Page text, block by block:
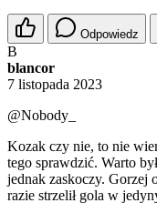
Odpowiedz
B
blancor
7 listopada 2023
@Nobody_
Kozak czy nie, to nie
tego sprawdzić. Warto
jednak zaskoczy. Gorzej
razie strzelił gola w